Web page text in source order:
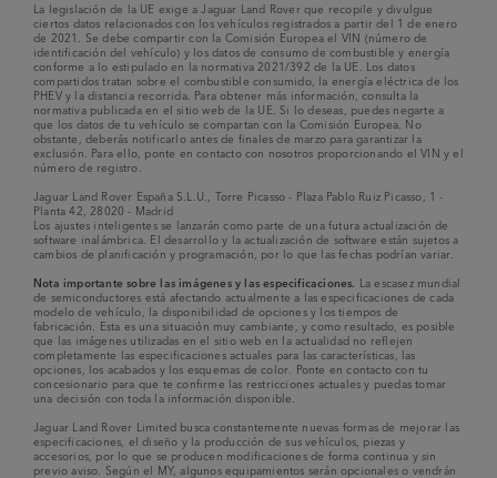
La legislación de la UE exige a Jaguar Land Rover que recopile y divulgue
ciertos datos relacionados con los vehículos registrados a partir del 1 de enero
de 2021. Se debe compartir con la Comisión Europea el VIN (número de
identificación del vehículo) y los datos de consumo de combustible y energía
conforme a lo estipulado en la normativa 2021/392 de la UE. Los datos
compartidos tratan sobre el combustible consumido, la energía eléctrica de los
PHEV y la distancia recorrida. Para obtener más información, consulta la
normativa publicada en el sitio web de la UE. Si lo deseas, puedes negarte a
que los datos de tu vehículo se compartan con la Comisión Europea. No
obstante, deberás notificarlo antes de finales de marzo para garantizar la
exclusión. Para ello, ponte en contacto con nosotros proporcionando el VIN y el
número de registro.
Jaguar Land Rover España S.L.U., Torre Picasso - Plaza Pablo Ruiz Picasso, 1 -
Planta 42, 28020 - Madrid
Los ajustes inteligentes se lanzarán como parte de una futura actualización de
software inalámbrica. El desarrollo y la actualización de software están sujetos a
cambios de planificación y programación, por lo que las fechas podrían variar.
Nota importante sobre las imágenes y las especificaciones. La escasez mundial
de semiconductores está afectando actualmente a las especificaciones de cada
modelo de vehículo, la disponibilidad de opciones y los tiempos de
fabricación. Esta es una situación muy cambiante, y como resultado, es posible
que las imágenes utilizadas en el sitio web en la actualidad no reflejen
completamente las especificaciones actuales para las características, las
opciones, los acabados y los esquemas de color. Ponte en contacto con tu
concesionario para que te confirme las restricciones actuales y puedas tomar
una decisión con toda la información disponible.
Jaguar Land Rover Limited busca constantemente nuevas formas de mejorar las
especificaciones, el diseño y la producción de sus vehículos, piezas y
accesorios, por lo que se producen modificaciones de forma continua y sin
previo aviso. Según el MY, algunos equipamientos serán opcionales o vendrán